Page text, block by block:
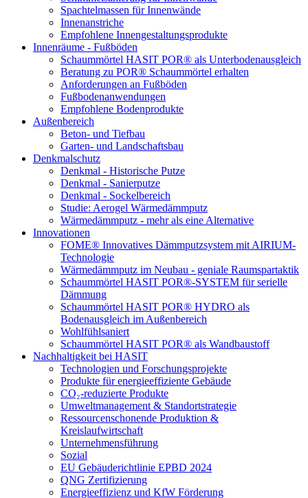
Spachtelmassen für Innenwände
Innenanstriche
Empfohlene Innengestaltungsprodukte
Innenräume - Fußböden
Schaummörtel HASIT POR® als Unterbodenausgleich
Beratung zu POR® Schaummörtel erhalten
Anforderungen an Fußböden
Fußbodenanwendungen
Empfohlene Bodenprodukte
Außenbereich
Beton- und Tiefbau
Garten- und Landschaftsbau
Denkmalschutz
Denkmal - Historische Putze
Denkmal - Sanierputze
Denkmal - Sockelbereich
Studie: Aerogel Wärmedämmputz
Wärmedämmputz - mehr als eine Alternative
Innovationen
FOME® Innovatives Dämmputzsystem mit AIRIUM-
Technologie
Wärmedämmputz im Neubau - geniale Raumspartaktik
Schaummörtel HASIT POR®-SYSTEM für serielle
Dämmung
Schaummörtel HASIT POR® HYDRO als
Bodenausgleich im Außenbereich
Wohlfühlsaniert
Schaummörtel HASIT POR® als Wandbaustoff
Nachhaltigkeit bei HASIT
Technologien und Forschungsprojekte
Produkte für energieeffiziente Gebäude
CO₂-reduzierte Produkte
Umweltmanagement & Standortstrategie
Ressourcenschonende Produktion &
Kreislaufwirtschaft
Unternehmensführung
Sozial
EU Gebäuderichtlinie EPBD 2024
QNG Zertifizierung
Energieeffizienz und KfW Förderung